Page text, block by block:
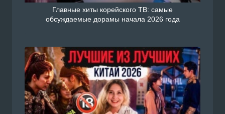
Главные хиты корейского ТВ: самые
обсуждаемые дорамы начала 2026 года